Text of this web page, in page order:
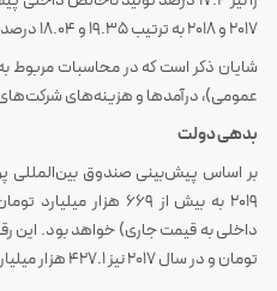
2017 و 2018 به ترتیب 19.35 و 18.04 درصد بوده است.
شایان ذکر است که در محاسبات مربوط
عمومی)، درآمدها و هزینه‌های
بدهی دولت
بر اساس پیش‌بینی صندوق بین‌المللی
تومان و در سال 2017 نیز 427.1 هزار میلیارد تومان بوده است.